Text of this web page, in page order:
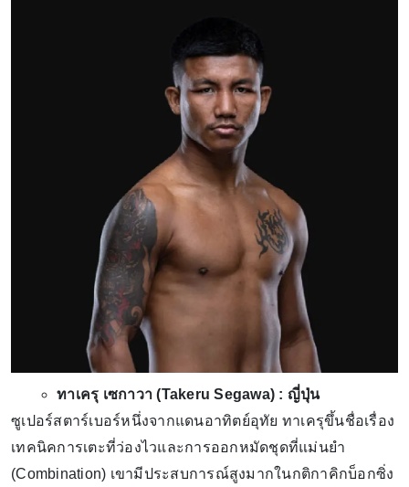
ทาเครุ เซกาวา (Takeru Segawa) : ญี่ปุ่น
ซูเปอร์สตาร์เบอร์หนึ่งจากแดนอาทิตย์อุทัย ทาเครุขึ้นชื่อเรื่อง
เทคนิคการเตะที่ว่องไวและการออกหมัดชุดที่แม่นยำ
(Combination) เขามีประสบการณ์สูงมากในกติกาคิกบ็อกซิ่ง